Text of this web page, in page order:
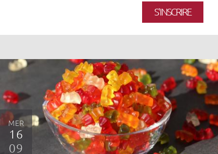
S'INSCRIRE
MER
16
09